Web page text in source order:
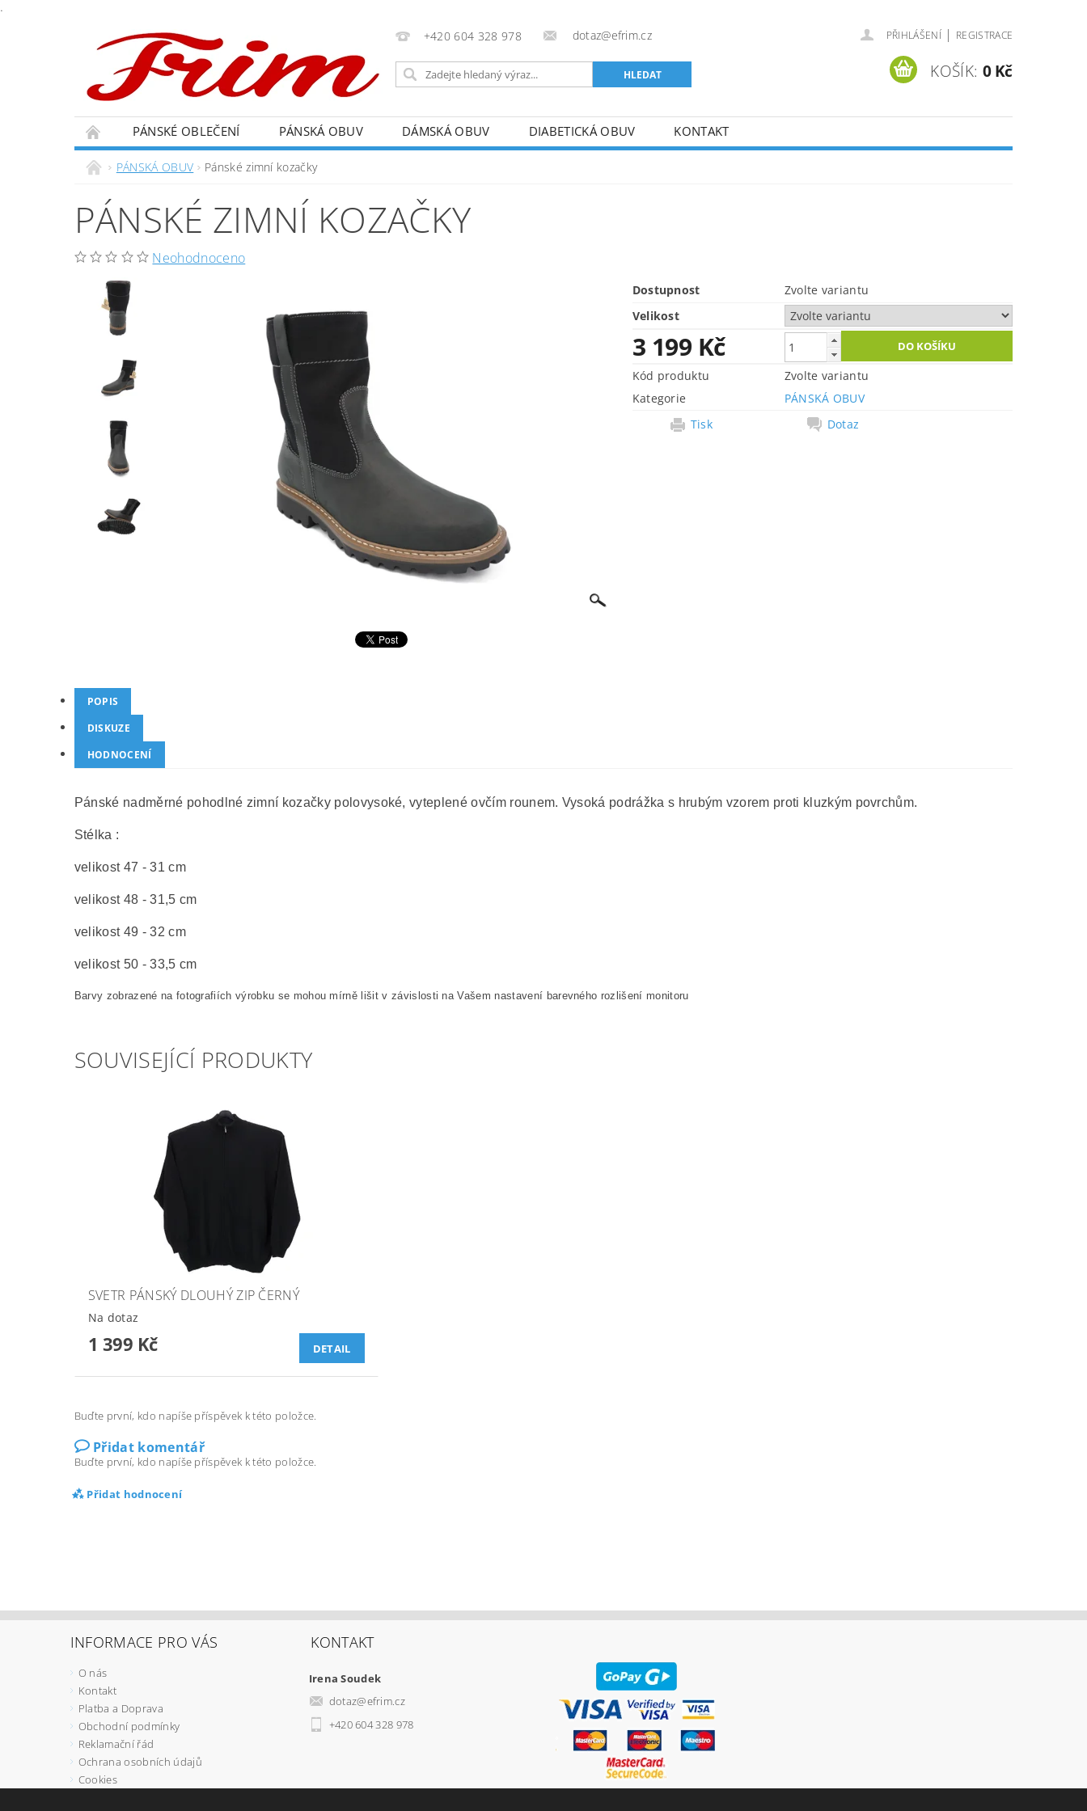
.
+420 604 328 978 dotaz@efrim.cz PŘIHLÁŠENÍ | REGISTRACE
KOŠÍK: 0 Kč
PÁNSKÉ OBLEČENÍ PÁNSKÁ OBUV DÁMSKÁ OBUV DIABETICKÁ OBUV KONTAKT
PÁNSKÁ OBUV Pánské zimní kozačky
PÁNSKÉ ZIMNÍ KOZAČKY
Neohodnoceno
Dostupnost
Zvolte variantu
Velikost
3 199 Kč
Kód produktu
Zvolte variantu
Kategorie
PÁNSKÁ OBUV
Tisk
Dotaz
POPIS
DISKUZE
HODNOCENÍ
Pánské nadměrné pohodlné zimní kozačky polovysoké, vyteplené ovčím rounem. Vysoká podrážka s hrubým vzorem proti kluzkým povrchům.
Stélka :
velikost 47 - 31 cm
velikost 48 - 31,5 cm
velikost 49 - 32 cm
velikost 50 - 33,5 cm
Barvy zobrazené na fotografiích výrobku se mohou mírně lišit v závislosti na Vašem nastavení barevného rozlišení monitoru
SOUVISEJÍCÍ PRODUKTY
SVETR PÁNSKÝ DLOUHÝ ZIP ČERNÝ
Na dotaz
1 399 Kč DETAIL
Buďte první, kdo napíše příspěvek k této položce.
Přidat komentář
Buďte první, kdo napíše příspěvek k této položce.
Přidat hodnocení
INFORMACE PRO VÁS
O nás
Kontakt
Platba a Doprava
Obchodní podmínky
Reklamační řád
Ochrana osobních údajů
Cookies
KONTAKT
Irena Soudek
dotaz@efrim.cz
+420 604 328 978